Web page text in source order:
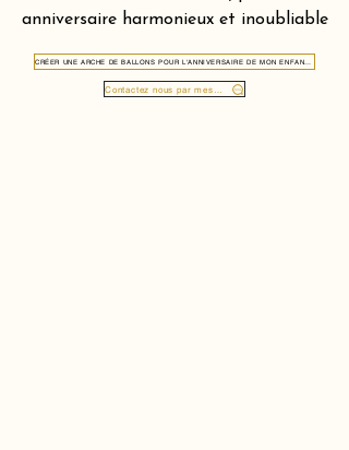
anniversaire harmonieux et inoubliable